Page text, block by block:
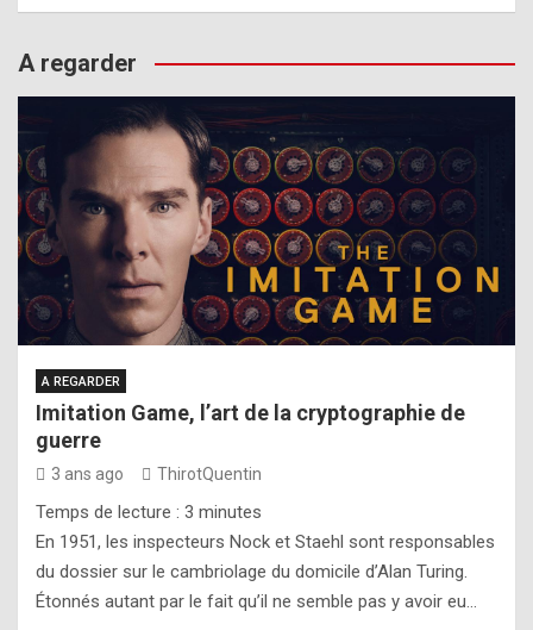
A regarder
A REGARDER
Imitation Game, l’art de la cryptographie de
guerre
3 ans ago ThirotQuentin
Temps de lecture : 3 minutes
En 1951, les inspecteurs Nock et Staehl sont responsables
du dossier sur le cambriolage du domicile d’Alan Turing.
Étonnés autant par le fait qu’il ne semble pas y avoir eu…